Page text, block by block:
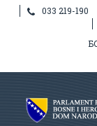
033 219-190